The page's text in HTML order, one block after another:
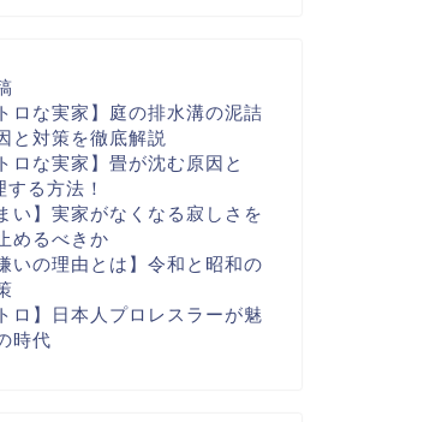
ロな実家】庭の排水溝の泥詰
と対策を徹底解説
ロな実家】畳が沈む原因と
る方法！
い】実家がなくなる寂しさを
めるべきか
いの理由とは】令和と昭和の
ロ】日本人プロレスラーが魅
時代